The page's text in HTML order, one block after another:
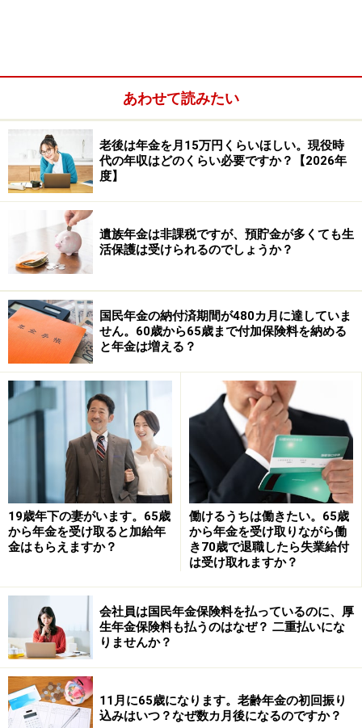
ていきます。
厚生年金保険料の額を決める計算をするときには、相談
者の給料や交通費などの手当を合計した報酬金額をもと
に、区切りのよい金額で区分した「標準報酬月額」をも
とに計算します。標準報酬月額は8万8000円（1等級）か
ら最高65万円（32等級）までの32等級に分かれていて、
それぞれの等級ごとに、厚生年金保険料が設定されてい
ます。
相談者は、毎月9万5000円のパート収入と、交通費は
月分（4月納付分）からの健康保険・厚生年金保険の保
険料額表』を参照すると、厚生年金保険料の標準報酬月
額は、9万8000円の2等級となり、厚生年金保険料は1万
7934円です。
毎月の厚生年金保険料の負担額は会社と折半となるた
あわせて読みたい
老後は年金を月15万円くらいほしい。現役時
代の年収はどのくらい必要ですか？【2026年
度】
遺族年金は非課税ですが、預貯金が多くても生
活保護は受けられるのでしょうか？
国民年金の納付済期間が480カ月に達していま
せん。60歳から65歳まで付加保険料を納める
と年金は増える？
19歳年下の妻がいます。65歳
から年金を受け取ると加給年
金はもらえますか？
働けるうちは働きたい。65歳
から年金を受け取りながら働
き70歳で退職したら失業給付
は受け取れますか？
会社員は国民年金保険料を払っているのに、厚
生年金保険料も払うのはなぜ？ 二重払いにな
りませんか？
11月に65歳になります。老齢年金の初回振り
込みはいつ？なぜ数カ月後になるのですか？